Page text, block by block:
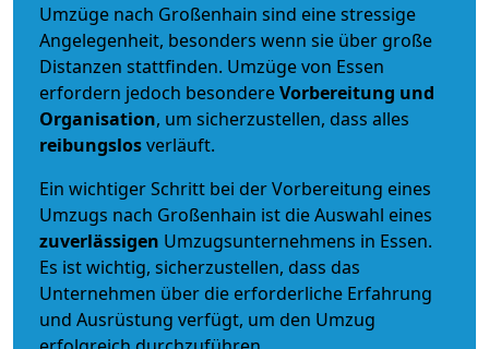
Umzüge nach Großenhain sind eine stressige
Angelegenheit, besonders wenn sie über große
Distanzen stattfinden. Umzüge von Essen
erfordern jedoch besondereVorbereitung und
Organisation, um sicherzustellen, dass alles
reibungslosverläuft.
Ein wichtiger Schritt bei der Vorbereitung eines
Umzugs nach Großenhain ist die Auswahl eines
zuverlässigen Umzugsunternehmens in Essen.
Es ist wichtig, sicherzustellen, dass das
Unternehmen über die erforderliche Erfahrung
und Ausrüstung verfügt, um den Umzug